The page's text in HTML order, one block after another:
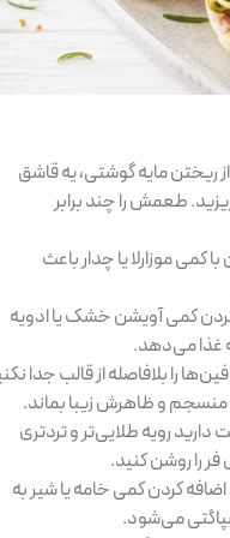
ریختن مایه گوشتی، یه قاشق
طعمش را چند برابر
با کمی موزارلا یا چدار باعث
کمی آویشن خشک یا ادویه
غذا می‌دهد.
را بلافاصله از قالب جدا
و ظاهرش زیبا بماند.
دارید رویه طلایی‌تر و تردتری
را روشن کنید.
اضافه کردن کمی خامه یا شیر به
می‌شود.